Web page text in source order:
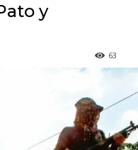
y
63